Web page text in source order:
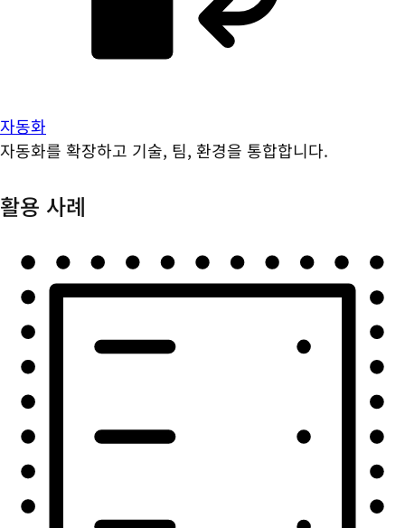
자동화
자동화를 확장하고 기술, 팀, 환경을 통합합니다.
활용 사례